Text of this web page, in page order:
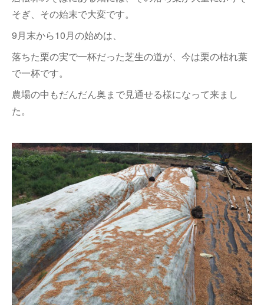
そぎ、その始末で大変です。
9月末から10月の始めは、
落ちた栗の実で一杯だった芝生の道が、今は栗の枯れ葉
で一杯です。
農場の中もだんだん奥まで見通せる様になって来まし
た。